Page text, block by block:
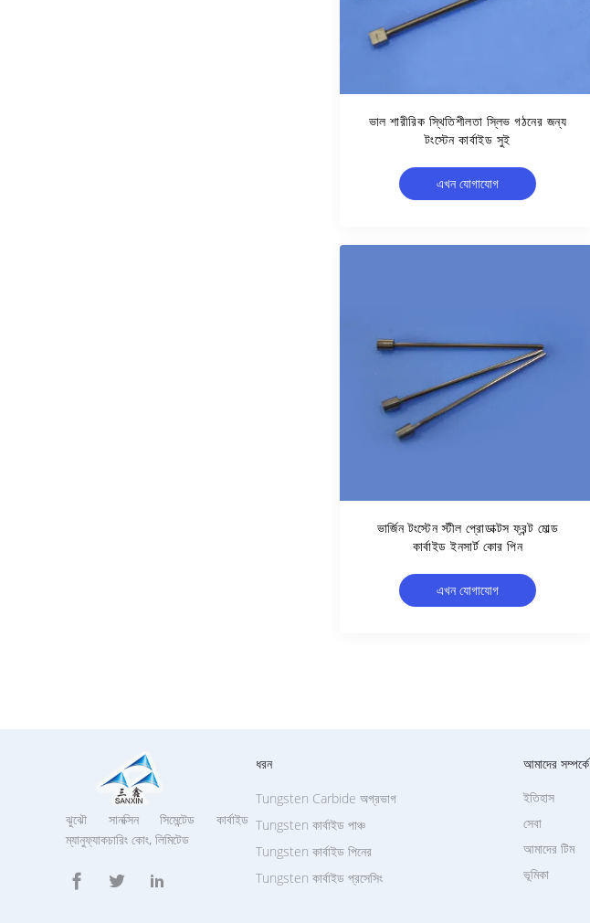
ভাল শারীরিক স্থিতিশীলতা স্লিভ গঠনের জন্য
টংস্টেন কার্বাইড সুই
এখন যোগাযোগ
ভার্জিন টংস্টেন স্টীল প্রোডাক্টস ফ্রন্ট মোল্ড
কার্বাইড ইনসার্ট কোর পিন
এখন যোগাযোগ
ঝুঝৌ সানক্সিন সিমেন্টেড কার্বাইড
ম্যানুফ্যাকচারিং কোং, লিমিটেড
ধরন
Tungsten কার্বাইড প্রসেসিং
Tungsten Carbide অগ্রভাগ
Tungsten কার্বাইড পাঞ্চ
Tungsten কার্বাইড পিনের
আমাদের সম্পর্কে
ভূমিকা
ইতিহাস
সেবা
আমাদের টিম